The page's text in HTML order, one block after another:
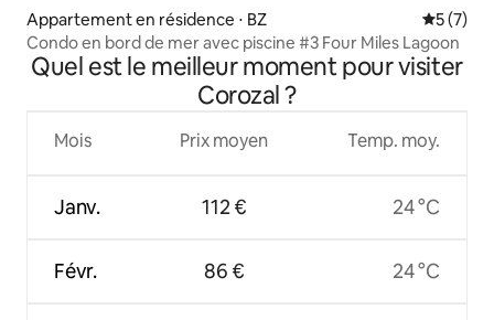
Appartement en résidence ⋅ BZ
5 (7)
Condo en bord de mer avec piscine #3 Four Miles Lagoon
Quel est le meilleur moment pour visiter
Corozal ?
Mois
Janv.
Févr.
Prix moyen
112 €
86 €
Temp. moy.
24 °C
24 °C